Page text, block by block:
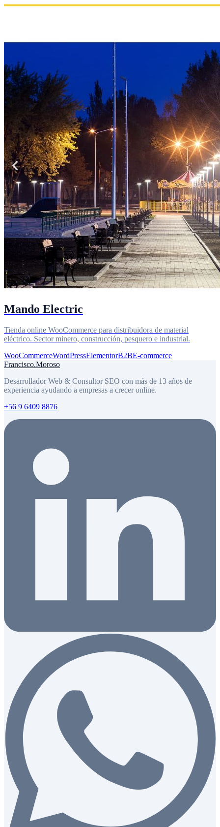
Mando Electric
Tienda online WooCommerce para distribuidora de material
eléctrico. Sector minero, construcción, pesquero e industrial.
WooCommerceWordPressElementorB2BE-commerce
Francisco.Moroso
Desarrollador Web & Consultor SEO con más de 13 años de
experiencia ayudando a empresas a crecer online.
+56 9 6409 8876